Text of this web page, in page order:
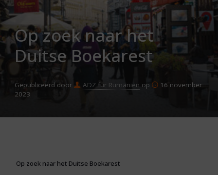
Op zoek naar het
Duitse Boekarest
Gepubliceerd door ADZ für Rumänien op
16 november
2023
Op zoek naar het Duitse Boekarest